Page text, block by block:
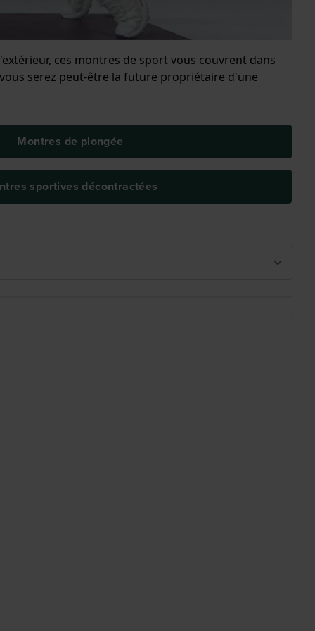
ces montres de sport vous couvrent dans
serez peut-être la future propriétaire d'une
Montres de plongée
sportives décontractées